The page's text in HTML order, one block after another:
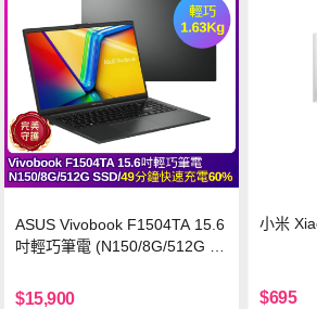
ASUS Vivobook F1504TA 15.6
吋輕巧筆電 (N150/8G/512G S
$15,900
小米
$695